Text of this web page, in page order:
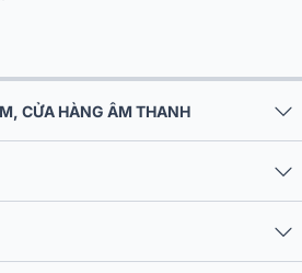
CỬA HÀNG ÂM THANH